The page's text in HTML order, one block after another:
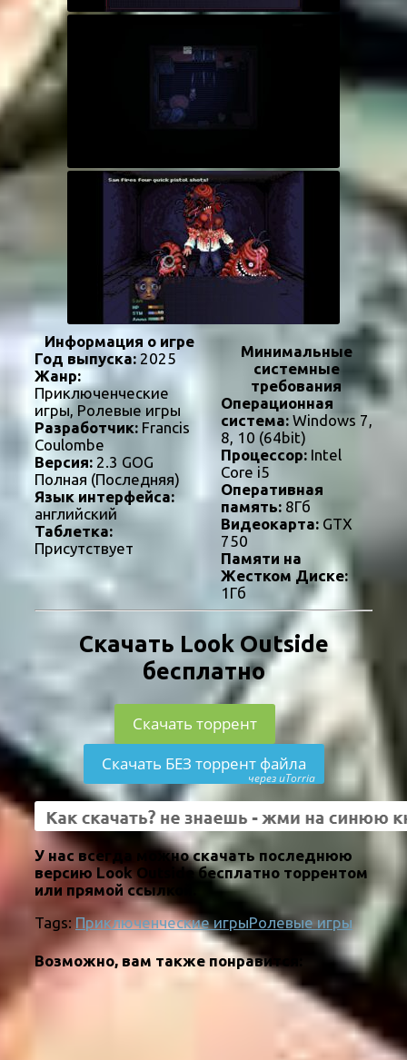
Информация о игре
Год выпуска: 2025
Жанр:
Приключенческие
игры, Ролевые игры
Разработчик: Francis
Coulombe
Версия: 2.3 GOG
Полная (Последняя)
Язык интерфейса:
английский
Таблетка:
Присутствует
Минимальные
системные
требования
Операционная
система:Windows 7,
8, 10 (64bit)
Процессор:Intel
Core i5
Оперативная
память:8Гб
Видеокарта:GTX
750
Памяти на
Жестком Диске:
1Гб
Скачать Look Outside
бесплатно
Скачать торрент
Скачать БЕЗ торрент файла
через uTorria
У нас всегда можно скачать последнюю
версию Look Outside бесплатно торрентом
или прямой ссылкой.
Tags: Приключенческие игрыРолевые игры
Возможно, вам также понравится: